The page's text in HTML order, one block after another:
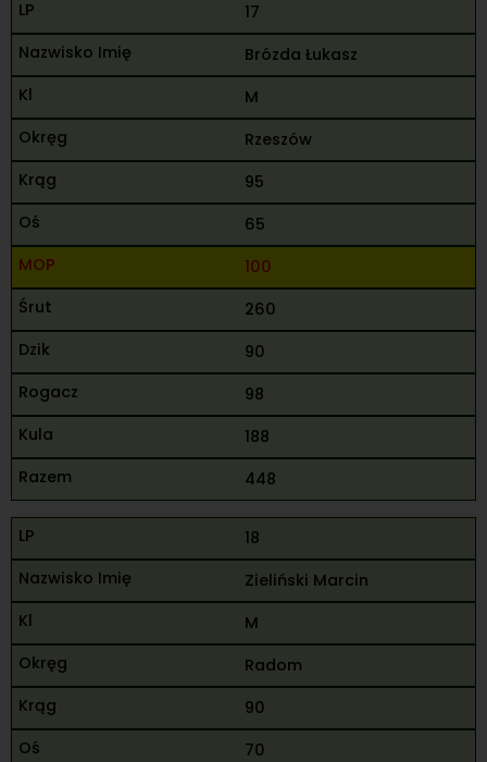
17
Brózda Łukasz
M
Rzeszów
95
65
100
260
90
98
188
448
18
Zieliński Marcin
M
Radom
90
70